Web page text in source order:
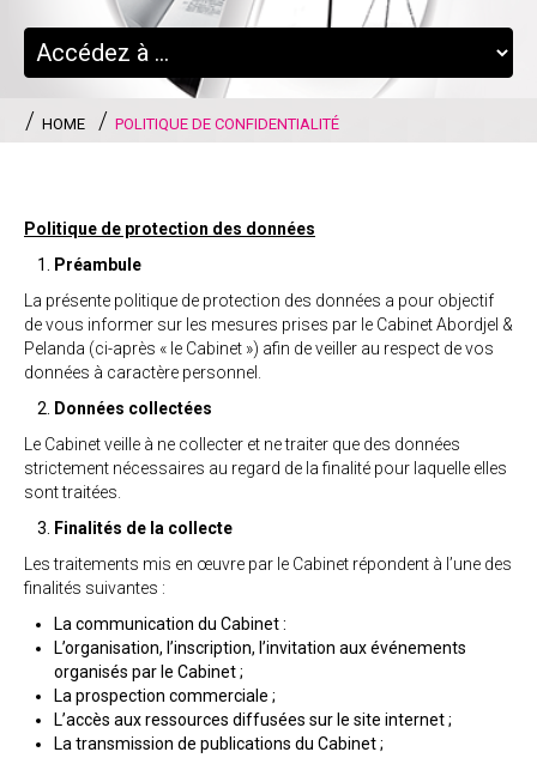
HOME POLITIQUE DE CONFIDENTIALITÉ
Politique de protection des données
Préambule
La présente politique de protection des données a pour objectif
de vous informer sur les mesures prises par le Cabinet Abordjel &
Pelanda (ci-après « le Cabinet ») afin de veiller au respect de vos
données à caractère personnel.
Données collectées
Le Cabinet veille à ne collecter et ne traiter que des données
strictement nécessaires au regard de la finalité pour laquelle elles
sont traitées.
Finalités de la collecte
Les traitements mis en œuvre par le Cabinet répondent à l’une des
finalités suivantes :
La communication du Cabinet :
L’organisation, l’inscription, l’invitation aux événements
organisés par le Cabinet ;
La prospection commerciale ;
L’accès aux ressources diffusées sur le site internet ;
La transmission de publications du Cabinet ;